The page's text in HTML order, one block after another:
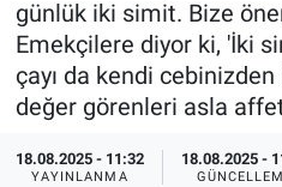
günlük iki simit. Bize
Emekçilere diyor ki, 'İki
çayı da kendi
değer görenleri asla
18.08.2025 - 11:32
YAYINLANMA
18.08.2025 -
Eğitim
Eğlence
Ekonomi